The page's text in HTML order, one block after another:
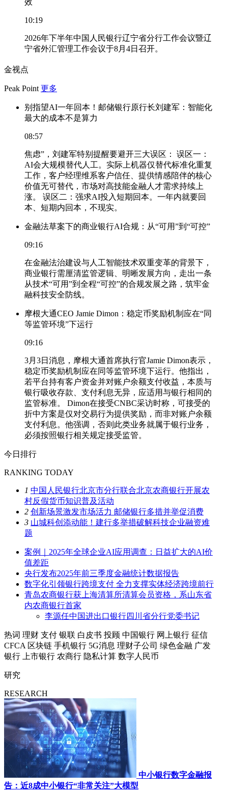
10:19
2026年下半年中国人民银行辽宁省分行工作会议暨辽
宁省外汇管理工作会议于8月4日召开。
金视点
Peak Point 更多
别指望AI一年回本！邮储银行原行长刘建军：智能化
最大的成本不是算力
08:57
焦虑”，刘建军特别提醒要避开三大误区： 误区一：
AI会大规模替代人工。实际上机器仅替代标准化重复
工作，客户经理维系客户信任、提供情感陪伴的核心
价值无可替代，市场对高技能金融人才需求持续上
涨。 误区二：强求AI投入短期回本。一年内就要回
本、短期内回本，不现实。
金融法草案下的商业银行AI合规：从“可用”到“可控”
09:16
在金融法治建设与人工智能技术双重变革的背景下，
商业银行需厘清监管逻辑、明晰发展方向，走出一条
从技术“可用”到全程“可控”的合规发展之路，筑牢金
融科技安全防线。
摩根大通CEO Jamie Dimon：稳定币奖励机制应在“同
等监管环境”下运行
09:16
3月3日消息，摩根大通首席执行官Jamie Dimon表示，
稳定币奖励机制应在同等监管环境下运行。他指出，
若平台持有客户资金并对账户余额支付收益，本质与
银行吸收存款、支付利息无异，应适用与银行相同的
监管标准。 Dimon在接受CNBC采访时称，可接受的
折中方案是仅对交易行为提供奖励，而非对账户余额
支付利息。他强调，否则此类业务就属于银行业务，
必须按照银行相关规定接受监管。
今日排行
RANKING TODAY
1 中国人民银行北京市分行联合北京农商银行开展农
村反假货币知识普及活动
2 创新场景激发市场活力 邮储银行多措并举促消费
3 山城科创添动能！建行多举措破解科技企业融资难
题
案例｜2025年全球企业AI应用调查：日益扩大的AI价
值差距
央行发布2025年前三季度金融统计数据报告
数字化引领银行跨境支付 全力支撑实体经济跨境前行
青岛农商银行获上海清算所清算会员资格，系山东省
内农商银行首家
李源任中国进出口银行四川省分行党委书记
热词 理财 支付 银联 白皮书 投顾 中国银行 网上银行 征信
CFCA 区块链 手机银行 5G消息 理财子公司 绿色金融 广发
银行
上市银行 农商行 隐私计算 数字人民币
研究
RESEARCH
中小银行数字金融报
告：近8成中小银行“非常关注”大模型